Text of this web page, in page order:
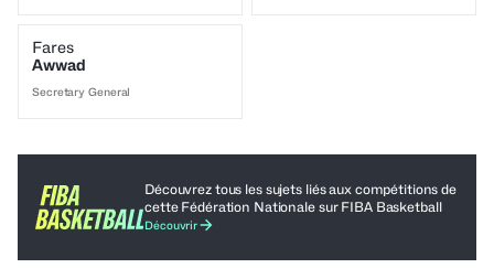
Fares
Awwad
Secretary General
Découvrez tous les sujets liés aux compétitions de
cette Fédération Nationale sur FIBA ​​Basketball
Découvrir